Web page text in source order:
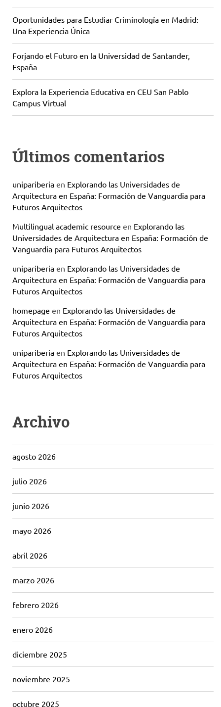
Oportunidades para Estudiar Criminología en Madrid:
Una Experiencia Única
Forjando el Futuro en la Universidad de Santander,
España
Explora la Experiencia Educativa en CEU San Pablo
Campus Virtual
Últimos comentarios
unipariberia en Explorando las Universidades de
Arquitectura en España: Formación de Vanguardia para
Futuros Arquitectos
Multilingual academic resource en Explorando las
Universidades de Arquitectura en España: Formación de
Vanguardia para Futuros Arquitectos
unipariberia en Explorando las Universidades de
Arquitectura en España: Formación de Vanguardia para
Futuros Arquitectos
homepage en Explorando las Universidades de
Arquitectura en España: Formación de Vanguardia para
Futuros Arquitectos
unipariberia en Explorando las Universidades de
Arquitectura en España: Formación de Vanguardia para
Futuros Arquitectos
Archivo
agosto 2026
julio 2026
junio 2026
mayo 2026
abril 2026
marzo 2026
febrero 2026
enero 2026
diciembre 2025
noviembre 2025
octubre 2025